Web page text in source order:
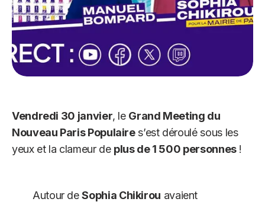
Vendredi 30 janvier, le Grand Meeting du
Nouveau Paris Populaires’est déroulé sous les
yeux et la clameur de plus de 1 500 personnes!
Autour deSophia Chikirou avaient